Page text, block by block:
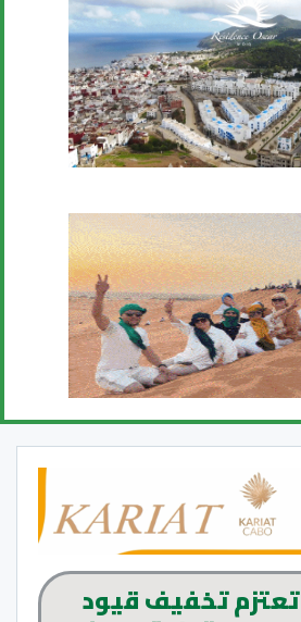
تخفيف قيود